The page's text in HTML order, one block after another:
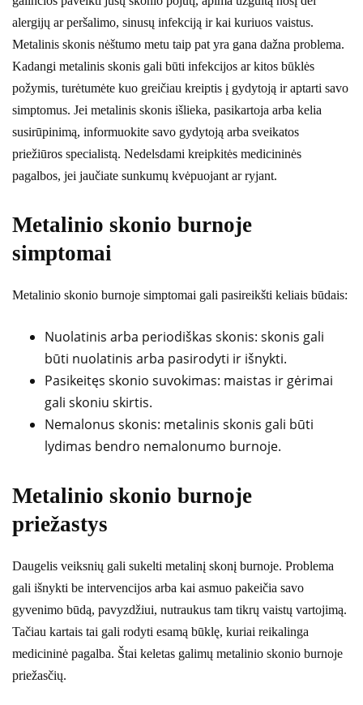
alergijų ar peršalimo, sinusų infekciją ir kai kuriuos vaistus.
Metalinis skonis nėštumo metu taip pat yra gana dažna problema.
Kadangi metalinis skonis gali būti infekcijos ar kitos būklės
požymis, turėtumėte kuo greičiau kreiptis į gydytoją ir aptarti savo
simptomus. Jei metalinis skonis išlieka, pasikartoja arba kelia
susirūpinimą, informuokite savo gydytoją arba sveikatos
priežiūros specialistą. Nedelsdami kreipkitės medicininės
pagalbos, jei jaučiate sunkumų kvėpuojant ar ryjant.
Metalinio skonio burnoje
simptomai
Metalinio skonio burnoje simptomai gali pasireikšti keliais būdais:
Nuolatinis arba periodiškas skonis: skonis gali
būti nuolatinis arba pasirodyti ir išnykti.
Pasikeitęs skonio suvokimas: maistas ir gėrimai
gali skoniu skirtis.
Nemalonus skonis: metalinis skonis gali būti
lydimas bendro nemalonumo burnoje.
Metalinio skonio burnoje
priežastys
Daugelis veiksnių gali sukelti metalinį skonį burnoje. Problema
gali išnykti be intervencijos arba kai asmuo pakeičia savo
gyvenimo būdą, pavyzdžiui, nutraukus tam tikrų vaistų vartojimą.
Tačiau kartais tai gali rodyti esamą būklę, kuriai reikalinga
medicininė pagalba. Štai keletas galimų metalinio skonio burnoje
priežasčių.